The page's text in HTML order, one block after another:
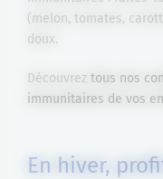
(melon, tomates,
doux.
Découvrez tous nos
immunitaires de vos
En hiver,